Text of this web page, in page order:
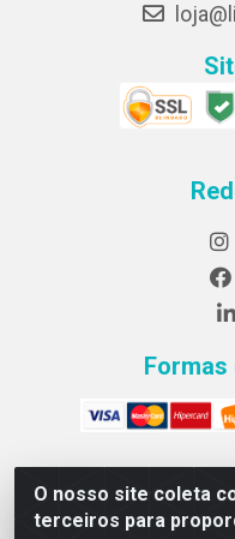
O nosso site coleta
terceiros para
Formas
Lightsweet Industria e